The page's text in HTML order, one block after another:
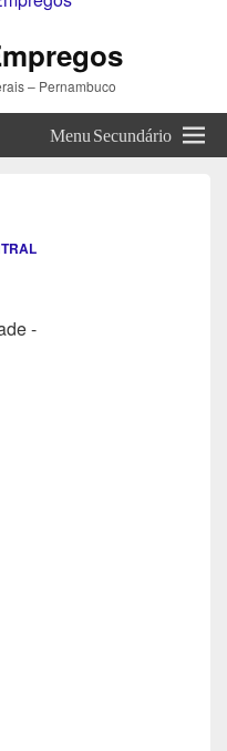
– Pernambuco
Menu Secundário
-